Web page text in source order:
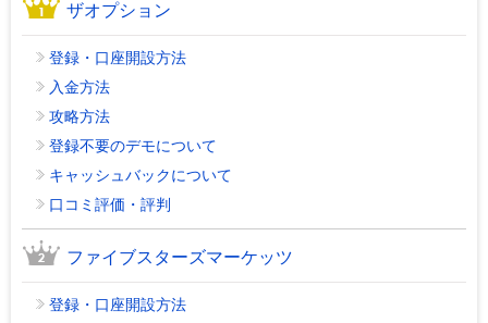
ザオプション
登録・口座開設方法
入金方法
攻略方法
登録不要のデモについて
キャッシュバックについて
口コミ評価・評判
ファイブスターズマーケッツ
登録・口座開設方法